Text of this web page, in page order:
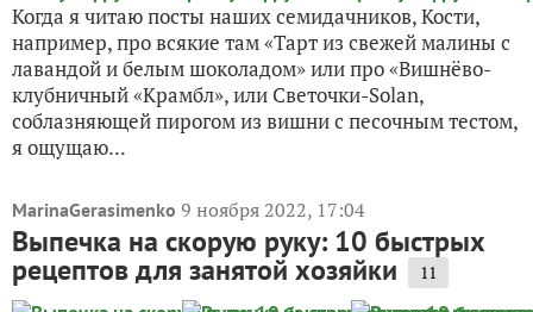
Когда я читаю посты наших семидачников, Кости,
например, про всякие там «Тарт из свежей малины с
лавандой и белым шоколадом» или про «Вишнёво-
клубничный «Крамбл», или Светочки-Solan,
соблазняющей пирогом из вишни с песочным тестом,
я ощущаю...
MarinaGerasimenko 9 ноября 2022, 17:04
Выпечка на скорую руку: 10 быстрых
рецептов для занятой хозяйки 11